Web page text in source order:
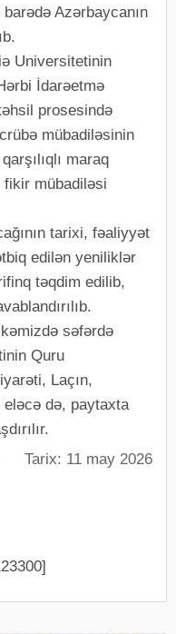
Azərbaycanın
Universitetinin
İdarəetmə
prosesində
mübadiləsinin
maraq
fikir mübadiləsi
tarixi, fəaliyyət
edilən yeniliklər
təqdim edilib,
səfərdə
Quru
Laçın,
də, paytaxta
Tarix: 11 may 2026